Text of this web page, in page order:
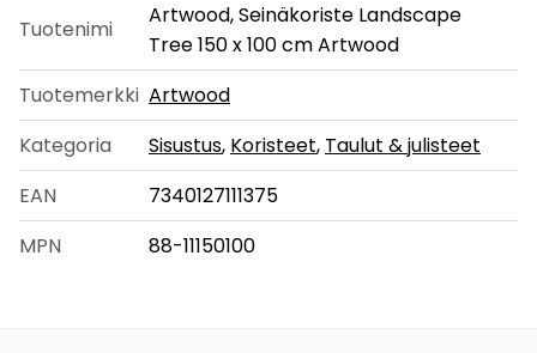
Tuotenimi
Artwood, Seinäkoriste Landscape
Tree 150 x 100 cm Artwood
Tuotemerkki Artwood
Kategoria
Sisustus, Koristeet, Taulut & julisteet
EAN
7340127111375
MPN
88-11150100